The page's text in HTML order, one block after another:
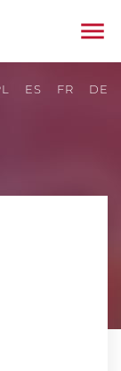
ES FR DE